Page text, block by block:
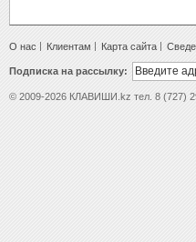
О нас Клиентам Карта сайта
Подписка на рассылку:
© 2009-2026 КЛАВИШИ.kz тел. 8 (727)